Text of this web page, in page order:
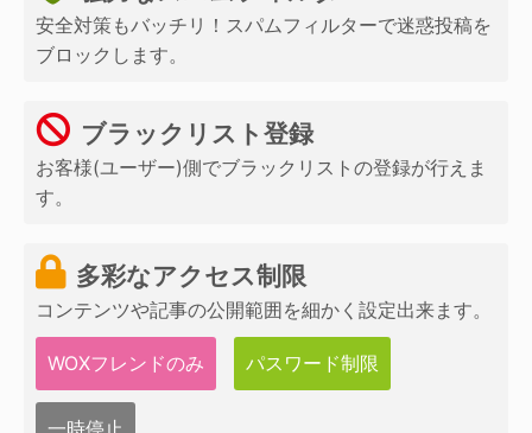
安全対策もバッチリ！スパムフィルターで迷惑投稿を
ブロックします。
ブラックリスト登録
お客様(ユーザー)側でブラックリストの登録が行えま
す。
多彩なアクセス制限
コンテンツや記事の公開範囲を細かく設定出来ます。
WOXフレンドのみ パスワード制限
一時停止